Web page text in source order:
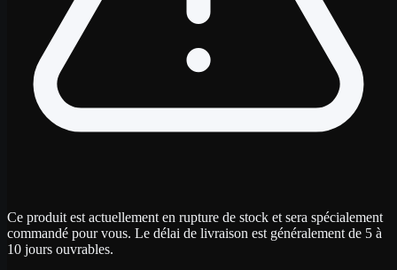
Ce produit est actuellement en rupture de stock et sera spécialement
commandé pour vous. Le délai de livraison est généralement de 5 à
10 jours ouvrables.